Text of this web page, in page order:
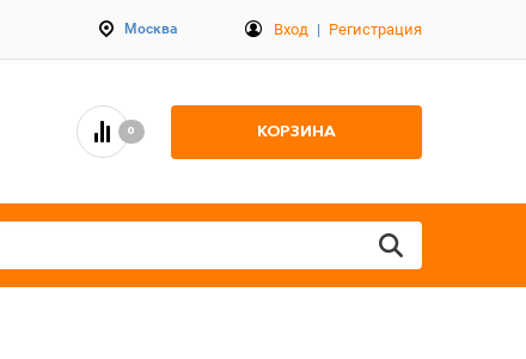
Москва Вход | Регистрация
0 КОРЗИНА